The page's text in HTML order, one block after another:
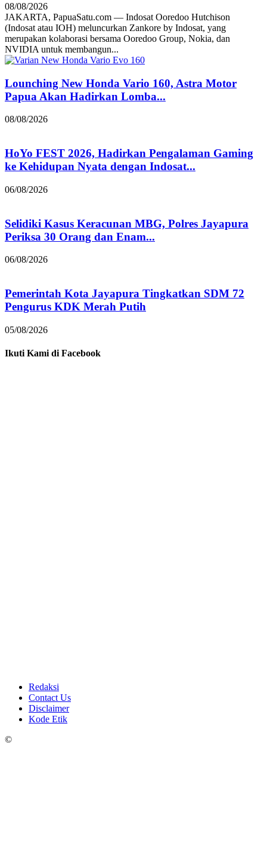
08/08/2026
JAKARTA, PapuaSatu.com — Indosat Ooredoo Hutchison
(Indosat atau IOH) meluncurkan Zankore by Indosat, yang
merupakan kolaborasi bersama Ooredoo Group, Nokia, dan
NVIDIA untuk membangun...
Lounching New Honda Vario 160, Astra Motor
Papua Akan Hadirkan Lomba...
08/08/2026
HoYo FEST 2026, Hadirkan Pengalaman Gaming
ke Kehidupan Nyata dengan Indosat...
06/08/2026
Selidiki Kasus Keracunan MBG, Polres Jayapura
Periksa 30 Orang dan Enam...
06/08/2026
Pemerintah Kota Jayapura Tingkatkan SDM 72
Pengurus KDK Merah Putih
05/08/2026
Ikuti Kami di Facebook
Redaksi
Contact Us
Disclaimer
Kode Etik
©